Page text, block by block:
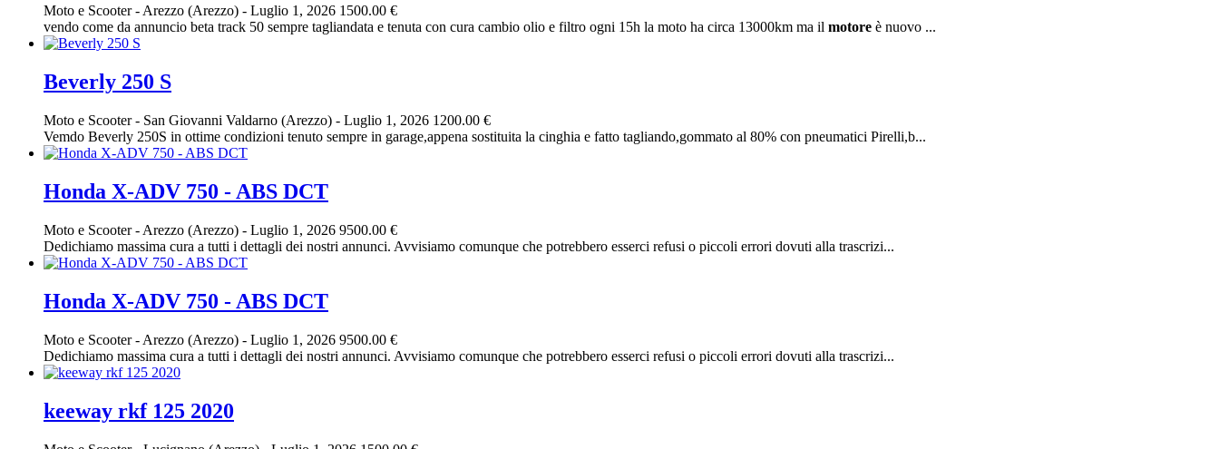
Moto e Scooter-Arezzo (Arezzo) - Luglio 1, 2026 1500.00 €
vendo come da annuncio beta track 50 sempre tagliandata e tenuta con cura cambio olio e filtro ogni 15h la moto ha circa 13000km ma il motore è nuovo ...
Beverly 250 S
Moto e Scooter- San Giovanni Valdarno (Arezzo) - Luglio 1, 2026 1200.00 €
Vemdo Beverly 250S in ottime condizioni tenuto sempre in garage,appena sostituita la cinghia e fatto tagliando,gommato al 80% con pneumatici Pirelli,b...
Honda X-ADV 750 - ABS DCT
Moto e Scooter- Arezzo (Arezzo) - Luglio 1, 2026 9500.00 €
Dedichiamo massima cura a tutti i dettagli dei nostri annunci. Avvisiamo comunque che potrebbero esserci refusi o piccoli errori dovuti alla trascrizi...
Honda X-ADV 750 - ABS DCT
Moto e Scooter- Arezzo (Arezzo) - Luglio 1, 2026 9500.00 €
Dedichiamo massima cura a tutti i dettagli dei nostri annunci. Avvisiamo comunque che potrebbero esserci refusi o piccoli errori dovuti alla trascrizi...
keeway rkf 125 2020